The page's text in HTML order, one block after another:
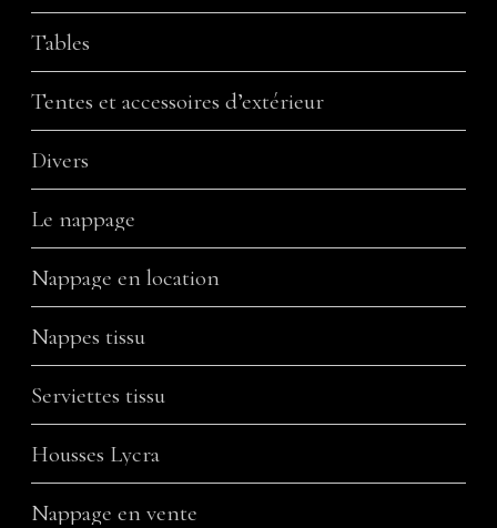
Tables
Tentes et accessoires d’extérieur
Divers
Le nappage
Nappage en location
Nappes tissu
Serviettes tissu
Housses Lycra
Nappage en vente